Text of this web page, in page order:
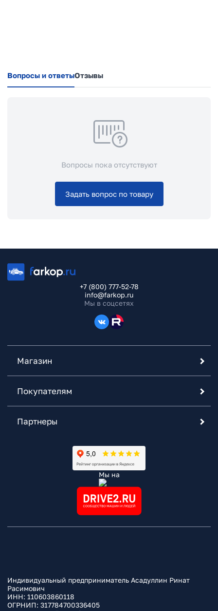
Вопросы и ответыОтзывы
Вопросы пока отсутствуют
Задать вопрос по товару
+7 (800) 777-52-78
info@farkop.ru
Мы в соцсетях
Магазин
Покупателям
Партнеры
Мы на
Индивидуальный предприниматель Асадуллин Ринат
Расимович
ИНН: 110603860118
ОГРНИП: 317784700336405